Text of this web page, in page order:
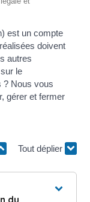
est un compte
doivent
autres
le
? Nous vous
gérer et fermer
Tout déplier
du